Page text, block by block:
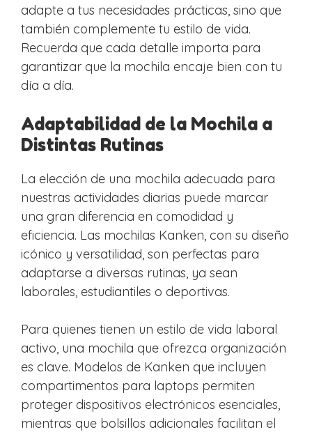
adapte a tus necesidades prácticas, sino que
también complemente tu estilo de vida.
Recuerda que cada detalle importa para
garantizar que la mochila encaje bien con tu
día a día.
Adaptabilidad de la Mochila a
Distintas Rutinas
La elección de una mochila adecuada para
nuestras actividades diarias puede marcar
una gran diferencia en comodidad y
eficiencia. Las mochilas Kanken, con su diseño
icónico y versatilidad, son perfectas para
adaptarse a diversas rutinas, ya sean
laborales, estudiantiles o deportivas.
Para quienes tienen un estilo de vida laboral
activo, una mochila que ofrezca organización
es clave. Modelos de Kanken que incluyen
compartimentos para laptops permiten
proteger dispositivos electrónicos esenciales,
mientras que bolsillos adicionales facilitan el